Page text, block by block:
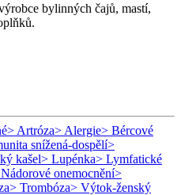
bylinných čajů, mastí,
> Artróza> Alergie> Bércové
snížená-dospělí>
kašel> Lupénka> Lymfatické
onemocnění>
> Trombóza> Výtok-ženský